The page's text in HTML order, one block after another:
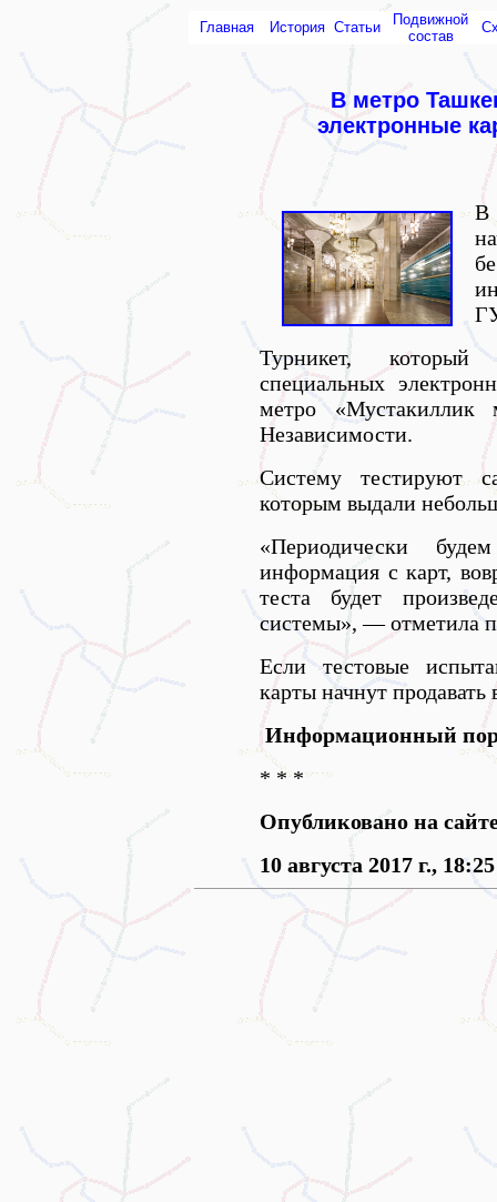
Главная История Статьи
Подвижной
состав
В метро
электронные
В
Турникет,
специальных
метро
Независимости.
Систему тестируют
которым выдали
«Периодически
информация с карт,
теста будет
системы», — отметила
Если тестовые
карты начнут продавать
Информационный
* * *
Опубликовано на
10 августа 2017 г., 18:25